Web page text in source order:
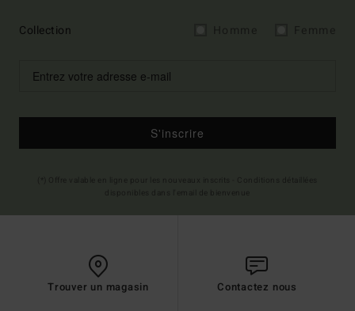
Collection
S'inscrire
Trouver un magasin Contactez nous